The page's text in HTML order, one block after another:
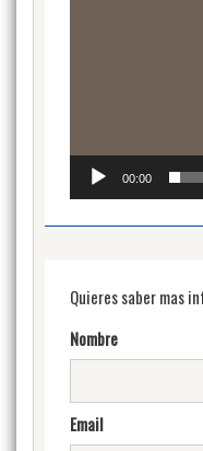
00:00
Quieres saber mas
Nombre
Email